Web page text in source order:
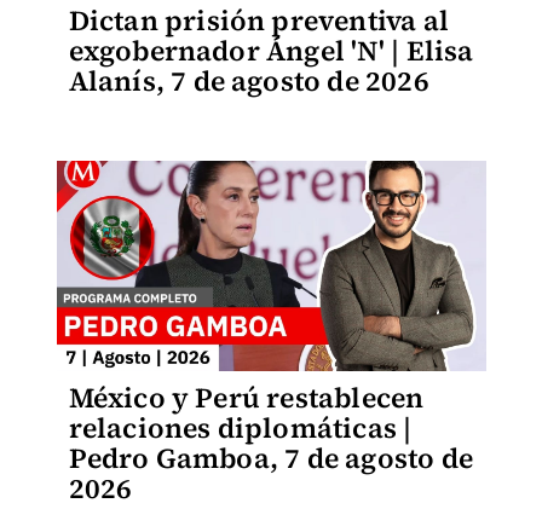
Dictan prisión preventiva al
exgobernador Ángel 'N' | Elisa
Alanís, 7 de agosto de 2026
México y Perú restablecen
relaciones diplomáticas |
Pedro Gamboa, 7 de agosto de
2026